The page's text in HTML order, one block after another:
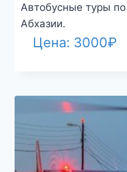
Автобусные туры
Абхазии.
Цена: 3000₽